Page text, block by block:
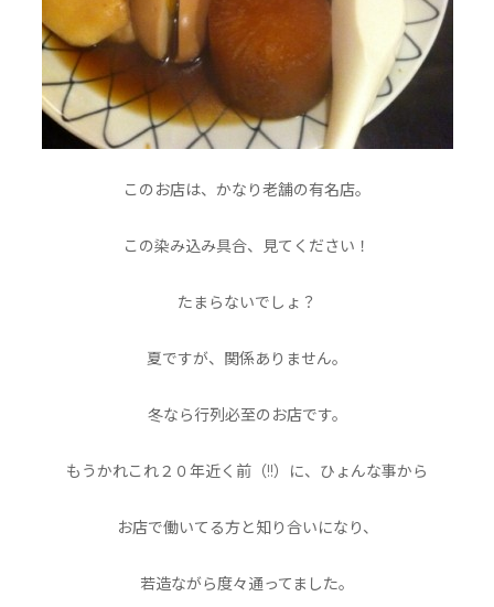
このお店は、かなり老舗の有名店。
この染み込み具合、見てください！
たまらないでしょ？
夏ですが、関係ありません。
冬なら行列必至のお店です。
もうかれこれ２０年近く前（!!）に、ひょんな事から
お店で働いてる方と知り合いになり、
若造ながら度々通ってました。